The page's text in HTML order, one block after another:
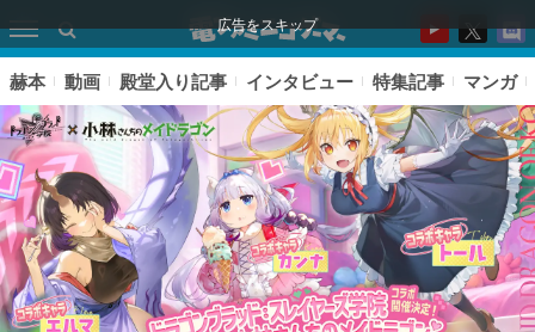
広告をスキップ
赫本 動画 殿堂入り記事 インタビュー 特集記事 マンガ